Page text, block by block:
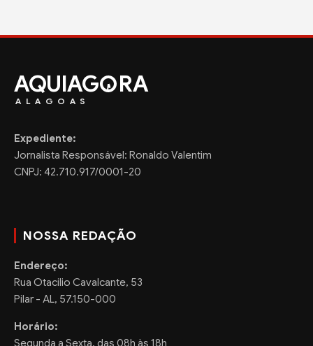
AQUIAG RA
ALAGOAS
Expediente:
Jornalista Responsável: Ronaldo Valentim
CNPJ: 42.710.917/0001-20
NOSSA REDAÇÃO
Endereço:
Rua Otacilio Cavalcante, 53
Pilar - AL, 57.150-000
Horário:
Segunda a Sexta, das 08h às 18h